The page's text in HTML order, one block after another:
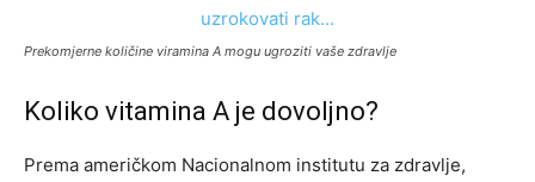
Prekomjerne količine viramina A mogu ugroziti vaše zdravlje
Koliko vitamina A je dovoljno?
Prema američkom Nacionalnom institutu za zdravlje,